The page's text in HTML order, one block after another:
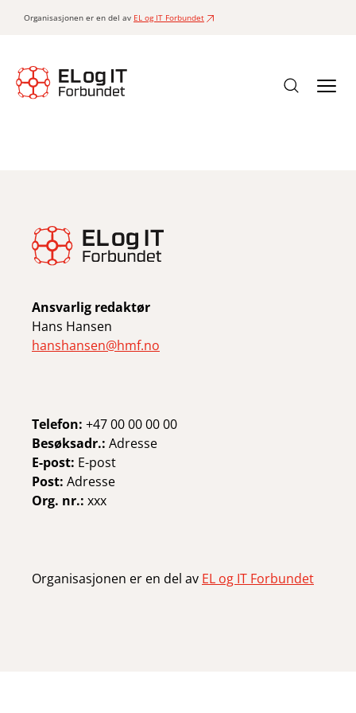
Organisasjonen er en del av EL og IT Forbundet
Ansvarlig redaktør
Hans Hansen
hanshansen@hmf.no
Telefon: +47 00 00 00 00
Besøksadr.: Adresse
E-post: E-post
Post: Adresse
Org. nr.: xxx
Organisasjonen er en del av EL og IT Forbundet